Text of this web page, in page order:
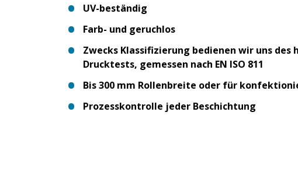
UV-beständig
Farb- und geruchlos
Zwecks Klassifizierung bedienen wir uns des
Drucktests, gemessen nach EN ISO 811
Bis 300 mm Rollenbreite oder für
Prozesskontrolle jeder Beschichtung